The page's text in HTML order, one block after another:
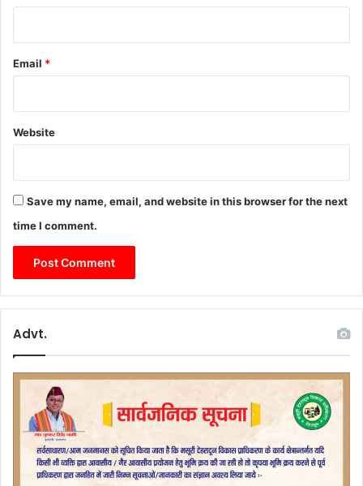
दू
वा
Email *
Website
Save my name, email, and website in this browser for the next
time I comment.
Advt.